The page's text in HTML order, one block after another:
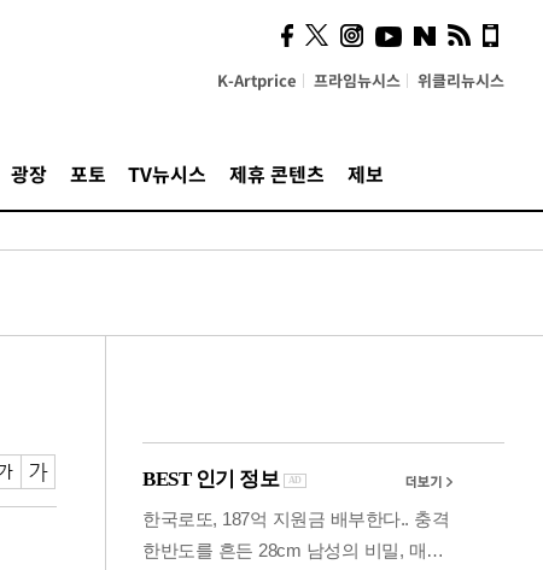
K-Artprice 프라임뉴시스 위클리뉴시스
광장 포토 TV뉴시스 제휴 콘텐츠 제보
의견, 국토부·LH에 충실히
전달할 것"